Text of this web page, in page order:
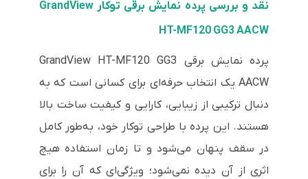
نقد و بررسی پرده نمایش برقی توکار GrandView
HT-MF120 GG3 AACW
پرده نمایش برقی GrandView HT-MF120 GG3
AACW یک انتخاب حرفه‌ای برای کسانی است که به
دنبال ترکیبی از زیبایی، کارایی و کیفیت ساخت بالا
هستند. این پرده با طراحی توکار خود، به‌طور کامل
در سقف پنهان می‌شود و تا زمان استفاده هیچ
اثری از آن دیده نمی‌شود؛ ویژگی‌ای که آن را برای